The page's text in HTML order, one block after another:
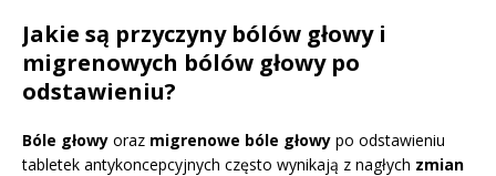
Jakie są przyczyny bólów głowy i
migrenowych bólów głowy po
odstawieniu?
Bóle głowy oraz migrenowe bóle głowy po odstawieniu
tabletek antykoncepcyjnych często wynikają z nagłych zmian